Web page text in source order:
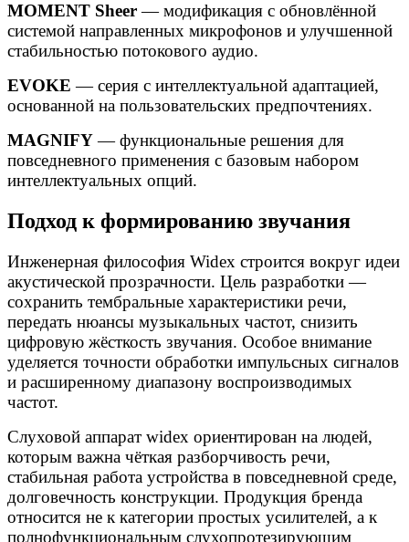
MOMENT Sheer— модификация с обновлённой
системой направленных микрофонов и улучшенной
стабильностью потокового аудио.
EVOKE — серия с интеллектуальной адаптацией,
основанной на пользовательских предпочтениях.
MAGNIFY— функциональные решения для
повседневного применения с базовым набором
интеллектуальных опций.
Подход к формированию звучания
Инженерная философия Widex строится вокруг идеи
акустической прозрачности. Цель разработки —
сохранить тембральные характеристики речи,
передать нюансы музыкальных частот, снизить
цифровую жёсткость звучания. Особое внимание
уделяется точности обработки импульсных сигналов
и расширенному диапазону воспроизводимых
частот.
Слуховой аппарат widex ориентирован на людей,
которым важна чёткая разборчивость речи,
стабильная работа устройства в повседневной среде,
долговечность конструкции. Продукция бренда
относится не к категории простых усилителей, а к
полнофункциональным слухопротезирующим